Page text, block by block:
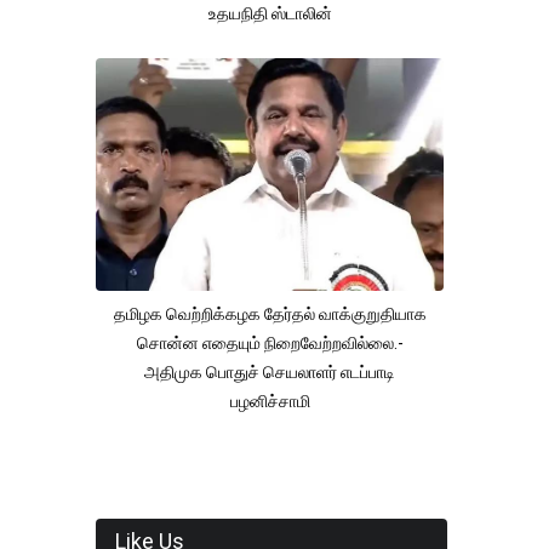
உதயநிதி ஸ்டாலின்
தமிழக வெற்றிக்கழக தேர்தல் வாக்குறுதியாக
சொன்ன எதையும் நிறைவேற்றவில்லை.-
அதிமுக பொதுச் செயலாளர் எடப்பாடி
பழனிச்சாமி
Like Us